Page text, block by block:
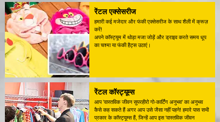
रेंटल एक्सेसरीज
हमारी कई मजेदार और फंकी एक्सेसरीज के साथ शैली में क्रूज़
करें!
अपने कॉस्ट्यूम में थोड़ा मजा जोड़ें और ड्राइव करते समय धूप
का चश्मा या फंकी हैट्स उठाएं।
रेंटल कॉस्ट्यूम्स
आप 'वास्तविक जीवन सुपरहीरो गो-कार्टिंग अनुभव' का अनुभव
कैसे कह सकते हैं अगर आप उसे जैसा नहीं पहने! हमारे पास सभी
प्रकार के कॉस्ट्यूम्स हैं, जिन्हें आप इस 'वास्तविक जीवन